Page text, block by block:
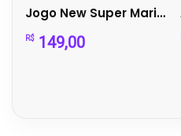
Jogo New Super Mario Bros - DS - Sem Capa
R$ 149,00